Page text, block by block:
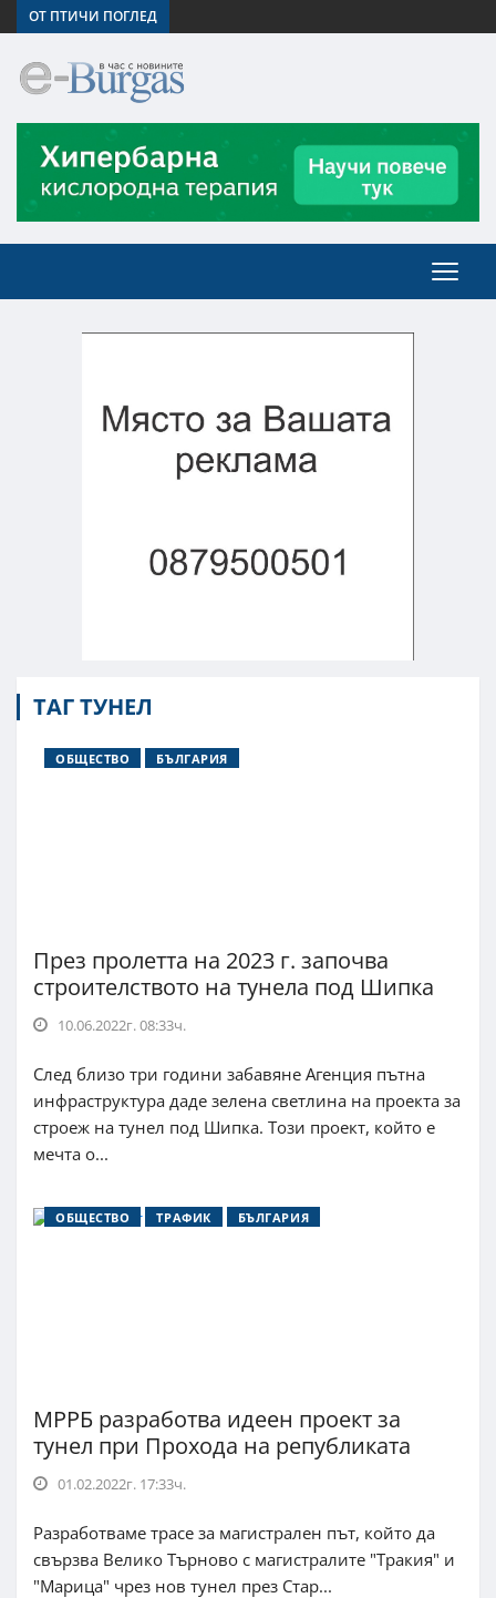
ОТ ПТИЧИ ПОГЛЕД
ТАГ ТУНЕЛ
ОБЩЕСТВО БЪЛГАРИЯ
През пролетта на 2023 г. започва
строителството на тунела под Шипка
10.06.2022г. 08:33ч.
След близо три години забавяне Агенция пътна
инфраструктура даде зелена светлина на проекта за
строеж на тунел под Шипка. Този проект, който е
мечта о...
ОБЩЕСТВО ТРАФИК БЪЛГАРИЯ
МРРБ разработва идеен проект за
тунел при Прохода на републиката
01.02.2022г. 17:33ч.
Разработваме трасе за магистрален път, който да
свързва Велико Търново с магистралите "Тракия" и
"Марица" чрез нов тунел през Стар...